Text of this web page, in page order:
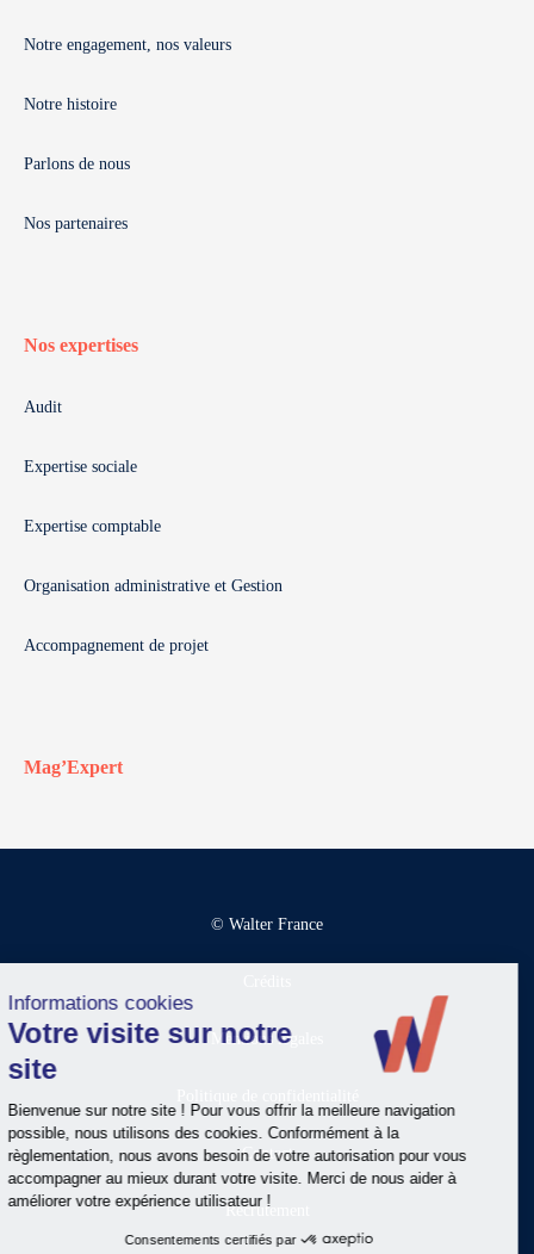
Notre engagement, nos valeurs
Notre histoire
Parlons de nous
Nos partenaires
Nos expertises
Audit
Expertise sociale
Expertise comptable
Organisation administrative et Gestion
Accompagnement de projet
Mag’Expert
© Walter France
Mentions légales
Contact
Recrutement